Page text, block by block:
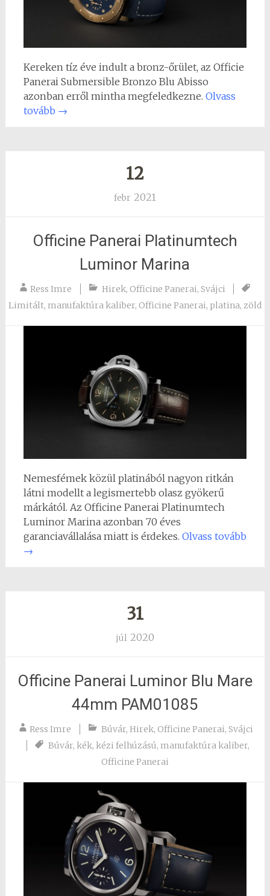
Kereken tíz éve indult a bronz-őrület, az Officie
Panerai Submersible Bronzo Blu Abisso
azonban erről mintha megfeledkezne. Olvass
tovább →
12
febr 2021
Officine Panerai Platinumtech
Luminor Marina
Ress Imre Hirek, Officine Panerai, Svájci
Limitált, manufaktúra kaliber, Officine Panerai, platina, zöld
Nemesfémek közül platinából nagyon ritkán
látni modellt a legismertebb olasz gyökerű
márkától. Az Officine Panerai Platinumtech
Luminor Marina azonban 70 éves
garanciavállalása miatt is érdekes. Olvass tovább
→
31
júl 2020
Officine Panerai Luminor Blu Mare
44mm PAM01085
Ress Imre Búvár,Hirek, Officine Panerai,Svájci
Búvár, kék, kézi felhúzású, manufaktúra kaliber,
Officine Panerai